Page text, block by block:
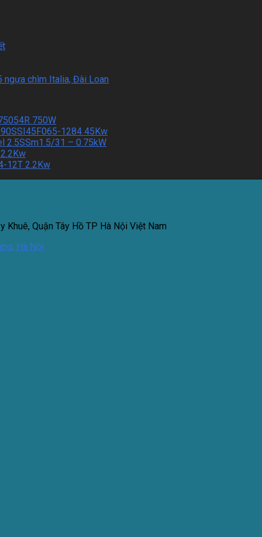
ngựa chìm Italia, Đài Loan
750W
1284 45Kw
2.5SSm1.5/31 – 0.75kW
12T 2.2Kw
Quận Tây Hồ TP Hà Nội Việt Nam
Hà Nội